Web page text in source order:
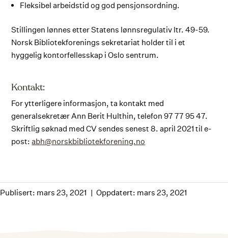
Fleksibel arbeidstid og god pensjonsordning.
Stillingen lønnes etter Statens lønnsregulativ ltr. 49-59.
Norsk Bibliotekforenings sekretariat holder til i et
hyggelig kontorfellesskap i Oslo sentrum.
Kontakt:
For ytterligere informasjon, ta kontakt med
generalsekretær Ann Berit Hulthin, telefon 97 77 95 47.
Skriftlig søknad med CV sendes senest 8. april 2021 til e-
post:abh@norskbibliotekforening.no
Publisert: mars 23, 2021 Oppdatert: mars 23, 2021